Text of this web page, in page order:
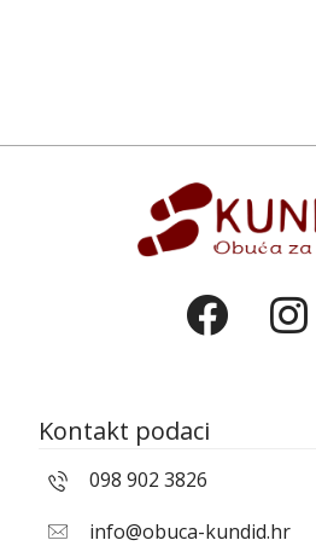
Kontakt podaci
098 902 3826
info@obuca-kundid.hr